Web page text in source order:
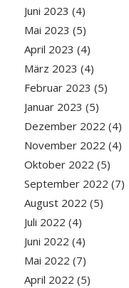
Juni 2023 (4)
Mai 2023 (5)
April 2023 (4)
März 2023 (4)
Februar 2023 (5)
Januar 2023 (5)
Dezember 2022 (4)
November 2022 (4)
Oktober 2022 (5)
September 2022 (7)
August 2022 (5)
Juli 2022 (4)
Juni 2022 (4)
Mai 2022 (7)
April 2022 (5)